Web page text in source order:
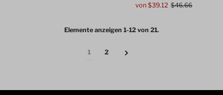
Angebotspreis
von $39.12 Regulärer
$46.66
Elemente anzeigen 1-12 von 21.
1 2